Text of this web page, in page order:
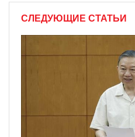
СЛЕДУЮЩИЕ СТАТЬИ